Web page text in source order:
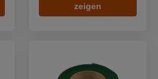
zeigen